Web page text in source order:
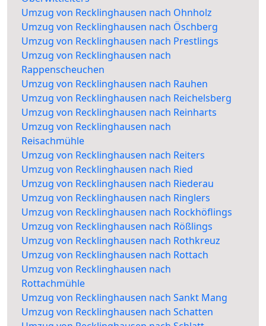
Umzug von Recklinghausen nach Ohnholz
Umzug von Recklinghausen nach Öschberg
Umzug von Recklinghausen nach Prestlings
Umzug von Recklinghausen nach
Rappenscheuchen
Umzug von Recklinghausen nach Rauhen
Umzug von Recklinghausen nach Reichelsberg
Umzug von Recklinghausen nach Reinharts
Umzug von Recklinghausen nach
Reisachmühle
Umzug von Recklinghausen nach Reiters
Umzug von Recklinghausen nach Ried
Umzug von Recklinghausen nach Riederau
Umzug von Recklinghausen nach Ringlers
Umzug von Recklinghausen nach Rockhöflings
Umzug von Recklinghausen nach Rößlings
Umzug von Recklinghausen nach Rothkreuz
Umzug von Recklinghausen nach Rottach
Umzug von Recklinghausen nach
Rottachmühle
Umzug von Recklinghausen nach Sankt Mang
Umzug von Recklinghausen nach Schatten